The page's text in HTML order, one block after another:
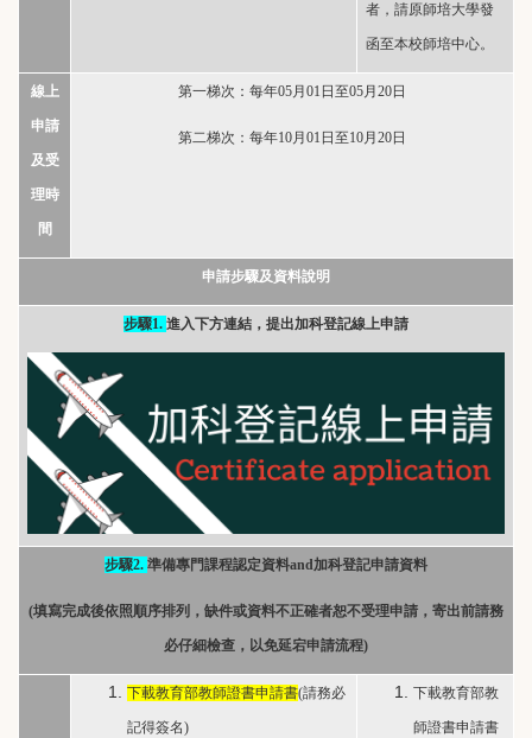
者，請原師培大學發
函至本校師培中心。
線上
申請
及受
理時
間
第一梯次：每年05月01日至05月20日
第二梯次：每年10月01日至10月20日
申請步驟及資料說明
步驟1. 進入下方連結，提出加科登記線上申請
步驟2. 準備專門課程認定資料and加科登記申請資料
(填寫完成後依照順序排列，缺件或資料不正確者恕不受理申請，寄出前請務
必仔細檢查，以免延宕申請流程)
下載教育部教師證書申請書(請務必
記得簽名)
下載教育部教
師證書申請書